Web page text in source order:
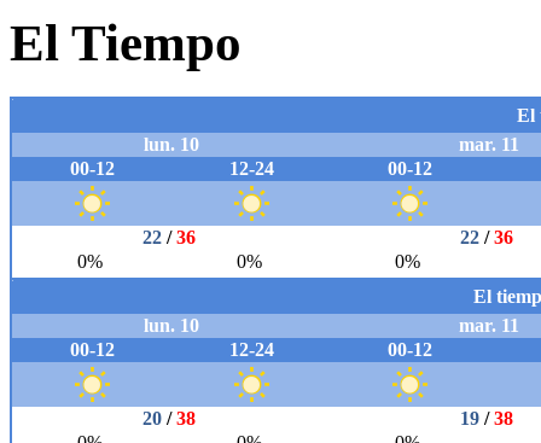
El Tiempo